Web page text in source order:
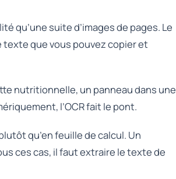
qu’une suite d’images de pages. Le
texte que vous pouvez copier et
nutritionnelle, un panneau dans une
l’OCR fait le pont.
qu’en feuille de calcul. Un
ces cas, il faut extraire le texte de